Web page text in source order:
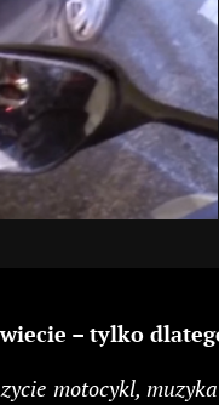
– tylko
motocykl,